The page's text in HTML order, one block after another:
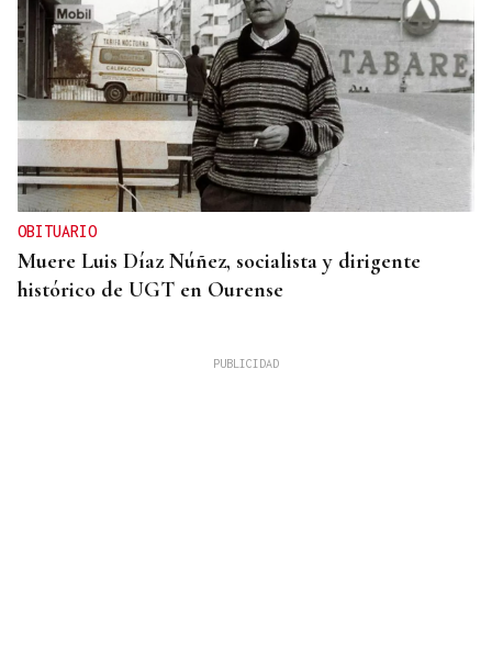
OBITUARIO
Muere Luis Díaz Núñez, socialista y dirigente
histórico de UGT en Ourense